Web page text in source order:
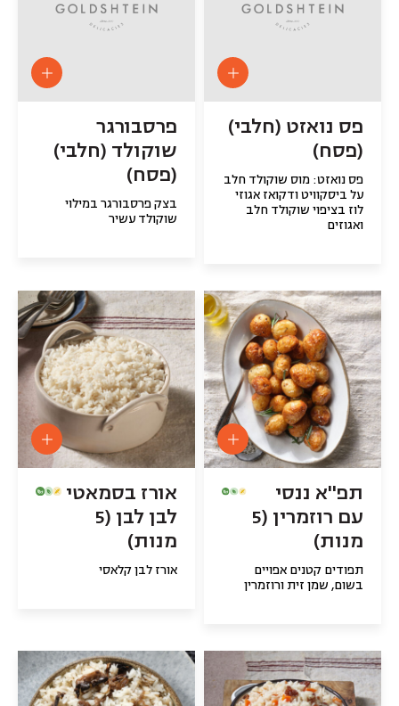
פס נואזט (חלבי)
(פסח)
פס נואזט: מוס שוקולד חלב
על ביסקוויט ודקואז אגוזי
לוז בציפוי שוקולד חלב
ואגוזים
פרסבורגר
שוקולד (חלבי)
(פסח)
בצק פרסבורגר במילוי
שוקולד עשיר
תפ''א ננסי
עם רוזמרין (5
מנות)
תפודים קטנים אפויים
בשום, שמן זית ורוזמרין
אורז בסמאטי
לבן לבן (5
מנות)
אורז לבן קלאסי